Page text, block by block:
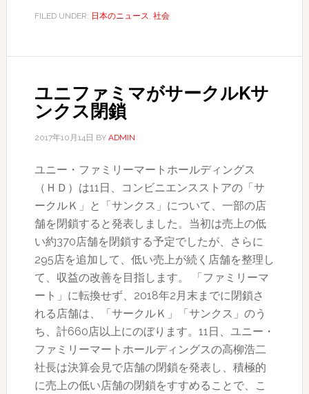
レ
ー
タ
開
催
FILED UNDER: 日本のニュース, 社会
ユニファミマがサークルKサ
ンクス閉鎖
2017年10月14日 BY ADMIN
ユニー・ファミリーマートホールディングス
（ＨＤ）は11日、コンビニエンスストアの「サ
ークルＫ」と「サンクス」について、一部の店
舗を閉鎖すると発表しました。当初は売上の低
い約370店舗を閉鎖する予定でしたが、さらに
295店を追加して、低い売上が続く店舗を整理し
て、収益の改善を目指します。 「ファミリーマ
ート」に転換せず、2018年2月末までに閉鎖さ
れる店舗は、「サークルＫ」「サンクス」のう
ち、計660店以上にのぼります。11日、ユニー・
ファミリーマートホールディングスの高柳浩二
社長は決算会見で店舗の閉鎖を発表し、積極的
に売上の低い店舗の閉鎖をすすめることで、こ